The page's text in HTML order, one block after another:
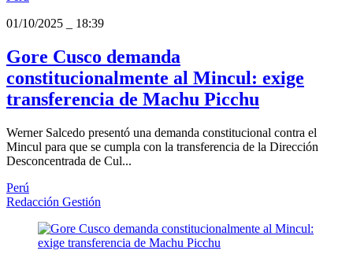
01/10/2025
18:39
Gore Cusco demanda
constitucionalmente al Mincul: exige
transferencia de Machu Picchu
Werner Salcedo presentó una demanda constitucional contra el
Mincul para que se cumpla con la transferencia de la Dirección
Desconcentrada de Cul...
Perú
Redacción Gestión